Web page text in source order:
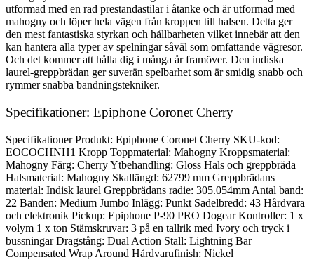
utformad med en rad prestandastilar i åtanke och är utformad med
mahogny och löper hela vägen från kroppen till halsen. Detta ger
den mest fantastiska styrkan och hållbarheten vilket innebär att den
kan hantera alla typer av spelningar såväl som omfattande vägresor.
Och det kommer att hålla dig i många år framöver. Den indiska
laurel-greppbrädan ger suverän spelbarhet som är smidig snabb och
rymmer snabba bandningstekniker.
Specifikationer: Epiphone Coronet Cherry
Specifikationer Produkt: Epiphone Coronet Cherry SKU-kod:
EOCOCHNH1 Kropp Toppmaterial: Mahogny Kroppsmaterial:
Mahogny Färg: Cherry Ytbehandling: Gloss Hals och greppbräda
Halsmaterial: Mahogny Skallängd: 62799 mm Greppbrädans
material: Indisk laurel Greppbrädans radie: 305.054mm Antal band:
22 Banden: Medium Jumbo Inlägg: Punkt Sadelbredd: 43 Hårdvara
och elektronik Pickup: Epiphone P-90 PRO Dogear Kontroller: 1 x
volym 1 x ton Stämskruvar: 3 på en tallrik med Ivory och tryck i
bussningar Dragstång: Dual Action Stall: Lightning Bar
Compensated Wrap Around Hårdvarufinish: Nickel